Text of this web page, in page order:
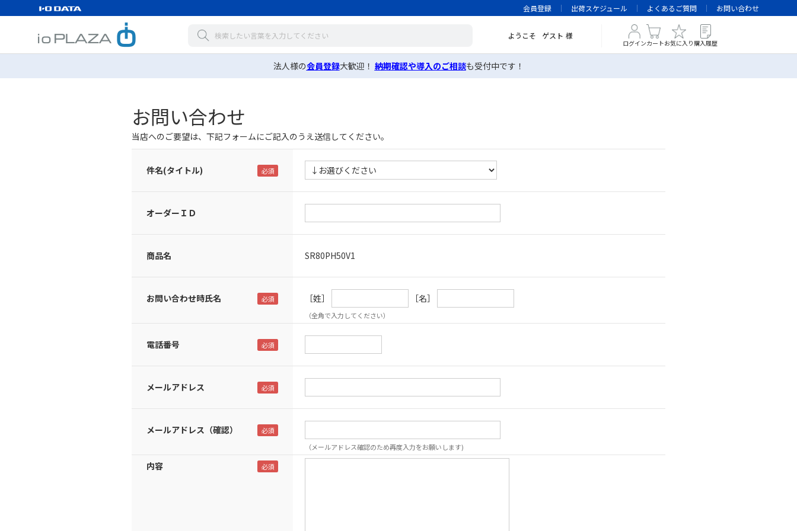
会員登録 出荷スケジュール よくあるご質問 お問い合わせ
ようこそ ゲスト 様
ログインカートお気に入り 購入履歴
法人様の会員登録大歓迎！ 納期確認や導入のご相談も受付中です！
お問い合わせ
当店へのご要望は、下記フォームにご記入のうえ送信してください。
件名(タイトル)
オーダーＩＤ
商品名 SR80PH50V1
お問い合わせ時氏名 ［姓］ ［名］
（全角で入力してください）
電話番号
メールアドレス
メールアドレス（確認）
（メールアドレス確認のため再度入力をお願いします)
内容